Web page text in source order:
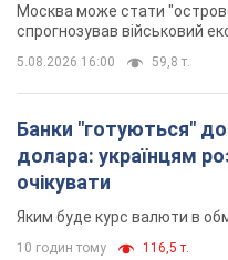
Москва може стати
спрогнозував військовий
5.08.2026 16:00 59,8 т.
Банки "готуються"
долара: українцям
очікувати
Яким буде курс валюти в
10 годин тому 116,5 т.